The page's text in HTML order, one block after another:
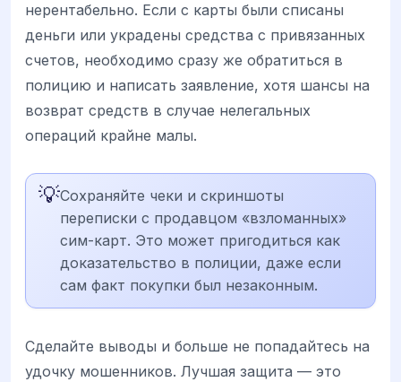
нерентабельно. Если с карты были списаны
деньги или украдены средства с привязанных
счетов, необходимо сразу же обратиться в
полицию и написать заявление, хотя шансы на
возврат средств в случае нелегальных
операций крайне малы.
💡Сохраняйте чеки и скриншоты
переписки с продавцом «взломанных»
сим-карт. Это может пригодиться как
доказательство в полиции, даже если
сам факт покупки был незаконным.
Сделайте выводы и больше не попадайтесь на
удочку мошенников. Лучшая защита — это